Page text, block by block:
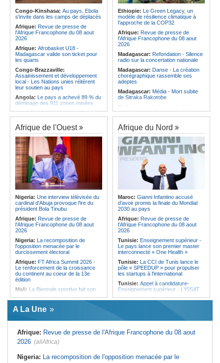
les quarts
Afrique:Transfert - Le coach Rôrô
tente l'aventure au Al-Merrikh SC
Afrique:Débat d'orientation
budgétaire - Le gouvernement
sociale 2027-2029 au parlement
les services rendus à la Patrie
Angola:Le président de
l'Assemblée nationale en mission
d'évaluation de l'activité
parlementaire de Lunda-Sul
Congo-Kinshasa: Au pays, Ebola
s'invite dans les camps de déplacés
Afrique: Revue de presse de
l'Afrique Francophone du 08 aout
2026
Afrique: Afrobasket U18 -
Madagascar valide son ticket pour
les quarts
Congo-Brazzaville:
Assainissement et développement
local - Les Nations unies réitèrent
leur soutien au pays
Angola: Le pays a achevé 89 % du
déminage des 911 zones minées
Angola:Des élèves angolais
remportent plus de 50 médailles aux
Olympiades de mathématiques en
Angleterre
Angola:
Petro qualifié pour les
demi-finales du championnat
national féminin
Angola:Baisse des cas de
tuberculose au premier semestre
dans la province de Cunene
Angola:Le pétrole brut Brent
s'échange en territoire positif
Angola:La Centrale thermique de
Cabinda renforcée de 30 mégawatts
Ethiopie: Le Green Legacy, un
modèle de résilience climatique à
l'approche de la COP32
Afrique: Revue de presse de
l'Afrique Francophone du 08 aout
2026
Madagascar: Refondation - Silence
radio sur la concertation nationale
Madagascar: Danse - La création
chorégraphique rassemble ses
adeptes
Madagascar: Média - Mort subite
de Sitraka Rakotobe
Madagascar: Les reins solides
Madagascar:Vol à la tire - Un
en prison
Madagascar:Athlétisme - 100
mètres - Junior Tsiravay et Zo
Rakotonary co-champions
Madagascar:
Rakotondramiara, Président du
Rouge - « Aucun retour
d'investissement pour les petits
Agroalimentaire - Les
boissons locales conquièrent le
marché
Afrique de l'Ouest
Nigeria: Une interview télévisée du
cardinal d'Abuja provoque l'ire du
président Bola Tinubu
Afrique: Revue de presse de
l'Afrique Francophone du 08 aout
2026
Nigeria: La recomposition de
l'opposition menacée par le
durcissement électoral
Afrique: FT Africa Summit 2026 -
Le renforcement de la croissance
du continent au coeur de la 13e
édition
Mali: La Biennale sportive fait son
Cote d'Ivoire:
La jeunesse exhortée à éviter la
l'indépendance - L'An 66 célébré
dans la ferveur et l'espoir à
Kongodia
Cote d'Ivoire:
Tournoi Children Of
Africa dans le Bafing - La Commune
Afrique du Nord
Maroc: Gianni Infantino accusé
d'avoir promis la finale du Mondial
2030 au pays
Afrique: Revue de presse de
l'Afrique Francophone du 08 aout
2026
Tunisie: Enseignement supérieur -
Le pays lance son premier master
interconnecté « One Health »
Tunisie: La CCI de Tunis lance le
pôle « SPEEDUP » pour propulser
les startups à l'international
Tunisie: Appel à candidature-
Enseignement supérieur - L'ISSAT
professoral pour la rentrée
habitants sur la plage de Sidi
Jemour
Tunisie:Mayada El Hennawy et
A La Une
Afrique: Revue de presse de l'Afrique Francophone du 08 aout
2026 (allAfrica)
Nigeria: La recomposition de l'opposition menacée par le